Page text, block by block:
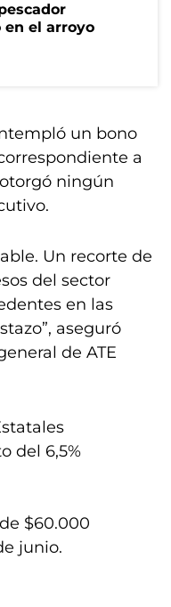
en el arroyo
un bono
a
ningún
Un recorte de
del sector
en las
aseguró
de ATE
del 6,5%
$60.000
junio.